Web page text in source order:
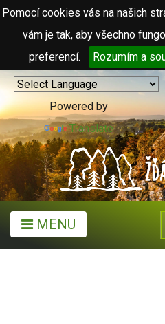
Pomocí cookies vás na našich
vám je tak, aby všechno
preferencí.
Rozumím a
Powered by
Translate
MENU